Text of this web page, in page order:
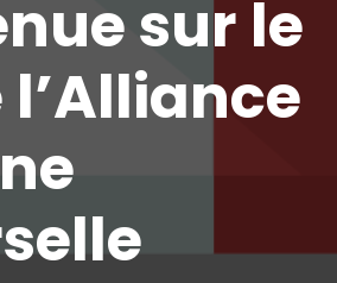
sur le